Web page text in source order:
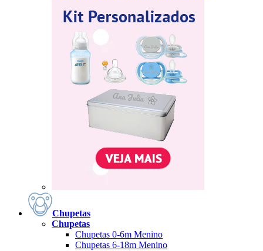
Chupetas
Chupetas
Chupetas 0-6m Menino
Chupetas 6-18m Menino